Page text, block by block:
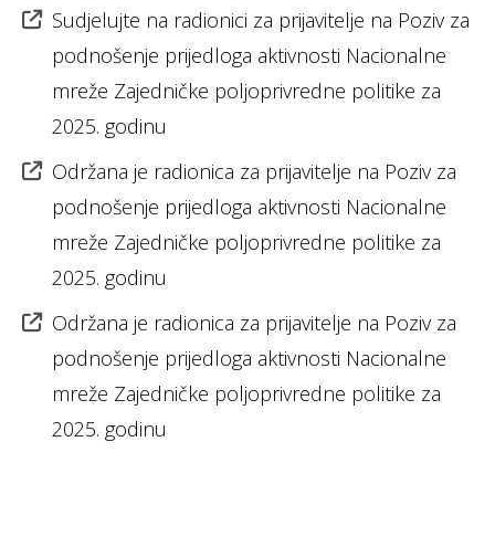
Sudjelujte na radionici za prijavitelje na Poziv za
podnošenje prijedloga aktivnosti Nacionalne
mreže Zajedničke poljoprivredne politike za
2025. godinu
Održana je radionica za prijavitelje na Poziv za
podnošenje prijedloga aktivnosti Nacionalne
mreže Zajedničke poljoprivredne politike za
2025. godinu
Održana je radionica za prijavitelje na Poziv za
podnošenje prijedloga aktivnosti Nacionalne
mreže Zajedničke poljoprivredne politike za
2025. godinu